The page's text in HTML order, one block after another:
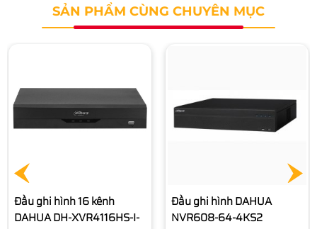
SẢN PHẨM CÙNG CHUYÊN MỤC
Đầu ghi hình DAHUA
NVR608-64-4KS2
Liên hệ